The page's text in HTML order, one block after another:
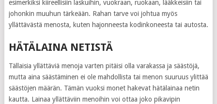
esimerkiksi kiireellisiin laskuihin, vuokraan, ruokaan, lääkkeisiin tai
johonkin muuhun tärkeään. Rahan tarve voi johtua myös
yllättävästä menosta, kuten hajonneesta kodinkoneesta tai autosta.
HÄTÄLAINA NETISTÄ
Tällaisia yllättäviä menoja varten pitäisi olla varakassa ja säästöjä,
mutta aina säästäminen ei ole mahdollista tai menon suuruus ylittää
säästöjen määrän. Tämän vuoksi monet hakevat hätälainaa netin
kautta. Lainaa yllättäviin menoihin voi ottaa joko pikavipin